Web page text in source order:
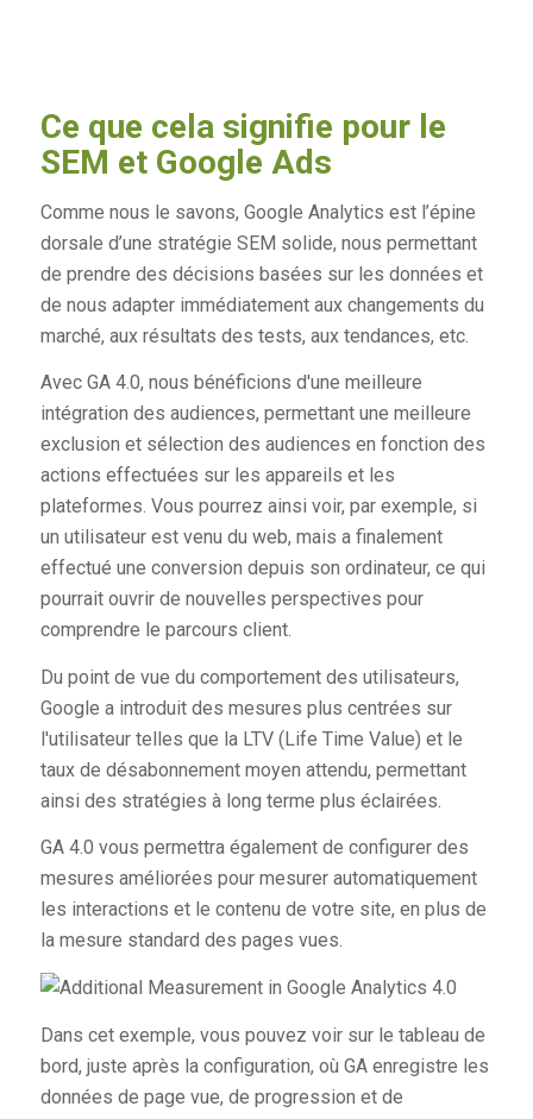
Ce que cela signifie pour le
SEM et Google Ads
Comme nous le savons, Google Analytics est l’épine
dorsale d’une stratégie SEM solide, nous permettant
de prendre des décisions basées sur les données et
de nous adapter immédiatement aux changements du
marché, aux résultats des tests, aux tendances, etc.
Avec GA 4.0, nous bénéficions d'une meilleure
intégration des audiences, permettant une meilleure
exclusion et sélection des audiences en fonction des
actions effectuées sur les appareils et les
plateformes. Vous pourrez ainsi voir, par exemple, si
un utilisateur est venu du web, mais a finalement
effectué une conversion depuis son ordinateur, ce qui
pourrait ouvrir de nouvelles perspectives pour
comprendre le parcours client.
Du point de vue du comportement des utilisateurs,
Google a introduit des mesures plus centrées sur
l'utilisateur telles que la LTV (Life Time Value) et le
taux de désabonnement moyen attendu, permettant
ainsi des stratégies à long terme plus éclairées.
GA 4.0 vous permettra également de configurer des
mesures améliorées pour mesurer automatiquement
les interactions et le contenu de votre site, en plus de
la mesure standard des pages vues.
Dans cet exemple, vous pouvez voir sur le tableau de
bord, juste après la configuration, où GA enregistre les
données de page vue, de progression et de